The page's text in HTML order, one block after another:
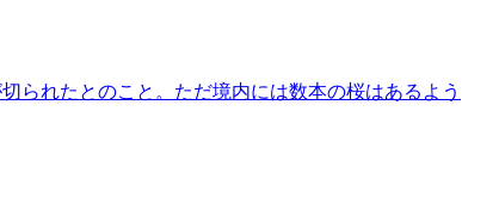
られたとのこと。ただ境内には数本の桜はあるよう